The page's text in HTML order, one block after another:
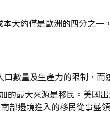
大約僅是歐洲的四分之
數量及生產力的限制，而
的最大來源是移民。美國
部邊境進入的移民從事藍